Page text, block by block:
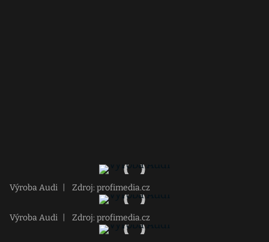
Výroba Audi Zdroj: profimedia.cz
Výroba Audi Zdroj: profimedia.cz